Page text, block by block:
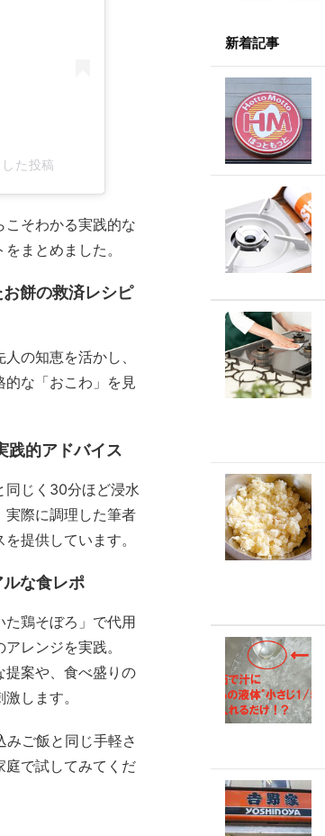
た投稿
そわかる実践的な
まとめました。
餅の救済レシピ
の知恵を活かし、
な「おこわ」を見
践的アドバイス
同じく30分ほど浸水
実際に調理した筆者
提供しています。
な食レポ
鶏そぼろ」で代用
レンジを実践。
提案や、食べ盛りの
します。
ご飯と同じ手軽さ
庭で試してみてくだ
新着記事